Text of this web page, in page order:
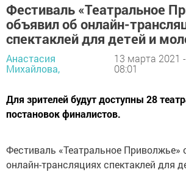
Фестиваль «Театральное
объявил об онлайн-
спектаклей для детей и
Анастасия
Михайлова,
13 марта 2021 -
08:01
Для зрителей будут доступны 28
постановок финалистов.
Фестиваль «Театральное Приволжье»
онлайн-трансляциях спектаклей для